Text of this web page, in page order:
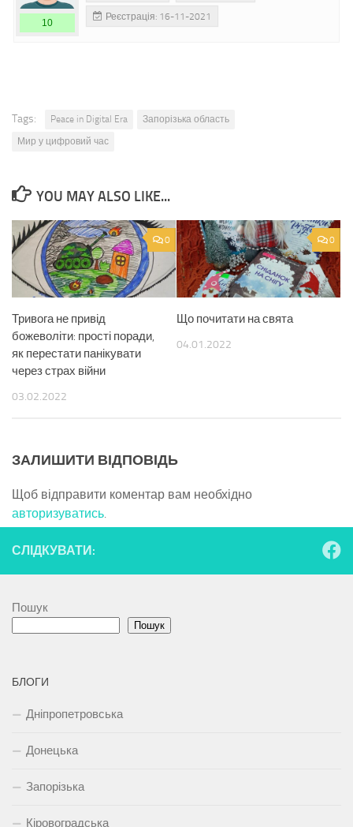
10
Реєстрація: 16-11-2021
Tags: Peace in Digital Era
Запорізька область
Мир у цифровий час
YOU MAY ALSO LIKE...
0
Тривога не привід
божеволіти: прості поради,
як перестати панікувати
через страх війни
03.02.2022
0
Що почитати на свята
04.01.2022
ЗАЛИШИТИ ВІДПОВІДЬ
Щоб відправити коментар вам необхідно
авторизуватись.
СЛІДКУВАТИ:
Пошук
Пошук
БЛОГИ
Дніпропетровська
Донецька
Запорізька
Кіровоградська